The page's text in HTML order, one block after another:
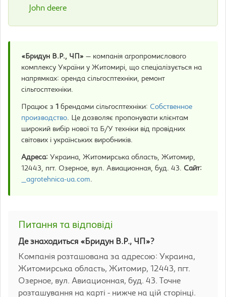
John deere
«Бридун В.Р., ЧП» — компанія агропромислового
комплексу України у Житомирі, що спеціалізується на
напрямках: оренда сільгосптехніки, ремонт
сільгосптехніки.
Працює з 1 брендами сільгосптехніки: Собственное
производство. Це дозволяє пропонувати клієнтам
широкий вибір нової та Б/У техніки від провідних
світових і українських виробників.
Адреса: Украина, Житомирська область, Житомир,
12443, пгт. Озерное, вул. Авиационная, буд. 43. Сайт:
_agrotehnica-ua.com.
Питання та відповіді
Де знаходиться «Бридун В.Р., ЧП»?
Компанія розташована за адресою: Украина,
Житомирська область, Житомир, 12443, пгт.
Озерное, вул. Авиационная, буд. 43. Точне
розташування на карті - нижче на цій сторінці.